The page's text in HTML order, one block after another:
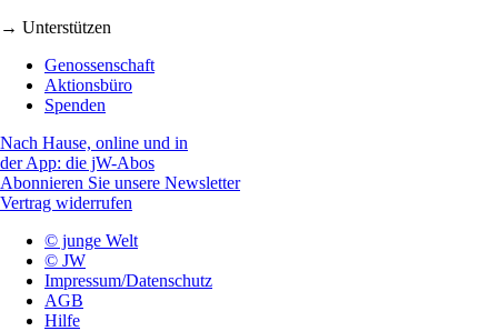
→ Unterstützen
Genossenschaft
Aktionsbüro
Spenden
Nach Hause, online und in
der App: die jW-Abos
Abonnieren Sie unsere Newsletter
Vertrag widerrufen
© junge Welt
© JW
Impressum/Datenschutz
AGB
Hilfe